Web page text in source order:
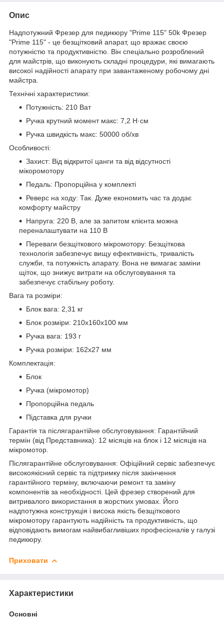
Опис
Надпотужний Фрезер для педикюру "Prime 115" 50k Фрезер
"Prime 115" - це безщітковий апарат, що вражає своєю
потужністю та продуктивністю. Він спеціально розроблений
для майстрів, що виконують складні процедури, які вимагають
високої надійності апарату при завантаженому робочому дні
майстра.
Технічні характеристики:
Потужність: 210 Ват
Ручка крутний момент макс: 7,2 Н·см
Ручка швидкість макс: 50000 об/хв
Особливості:
Захист: Від відкритої цанги та від відсутності
мікоромотору
Педаль: Пропорційна у комплекті
Реверс на ходу: Так. Дуже економить час та додає
комфорту майстру
Напруга: 220 В, але за запитом клієнта можна
переналаштувати на 110 В
Переваги безщіткового мікромотору: Безщіткова
технологія забезпечує вищу ефективність, тривалість
служби, та потужність апарату. Вона не вимагає заміни
щіток, що знижує витрати на обслуговування та
забезпечує стабільну роботу.
Вага та розміри:
Блок вага: 2,31 кг
Блок розміри: 210х160х100 мм
Ручка вага: 193 г
Ручка розміри: 162х27 мм
Комплектація:
Блок
Ручка (мікромотор)
Пропорційна педаль
Підставка для ручки
Гарантія та післягарантійне обслуговування: Гарантійний
термін (від Представника): 12 місяців на блок і 12 місяців на
мікромотор.
Післягарантійне обслуговування: Офіційний сервіс забезпечує
високоякісний сервіс та підтримку після закінчення
гарантійного терміну, включаючи ремонт та заміну
компонентів за необхідності. Цей фрезер створений для
витривалого використання в жорстких умовах. Його
надпотужна конструкція і висока якість безщіткового
мікромотору гарантують надійність та продуктивність, що
відповідають вимогам найвибагливіших професіоналів у галузі
педикюру.
Приховати
Характеристики
Основні